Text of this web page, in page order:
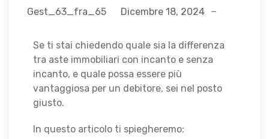
Gest_63_fra_65 Dicembre 18, 2024
Se ti stai chiedendo quale sia la differenza
tra aste immobiliari con incanto e senza
incanto, e quale possa essere più
vantaggiosa per un debitore, sei nel posto
giusto.
In questo articolo ti spiegheremo: